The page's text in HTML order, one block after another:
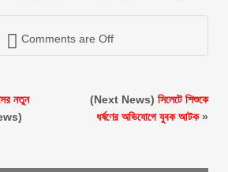
Comments are Off
নতুন
(Next News) সিলেটে শিশুকে
ধর্ষণের অভিযোগে যুবক আটক»